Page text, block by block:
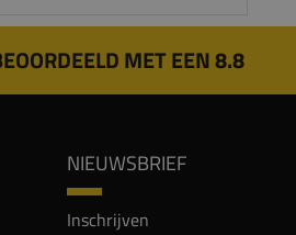
MET EEN 8.8
NIEUWSBRIEF
Inschrijven